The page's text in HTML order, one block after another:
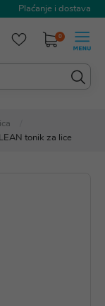
Plaćanje i dostava
0
tonik za lice